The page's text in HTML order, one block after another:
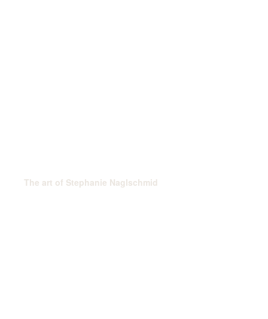
The art of Stephanie Naglschmid